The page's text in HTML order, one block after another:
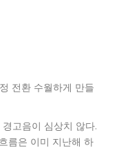
전환 수월하게 만들
고음이 심상치 않다.
름은 이미 지난해 하